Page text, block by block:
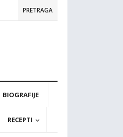
PRETRAGA
BIOGRAFIJE
RECEPTI